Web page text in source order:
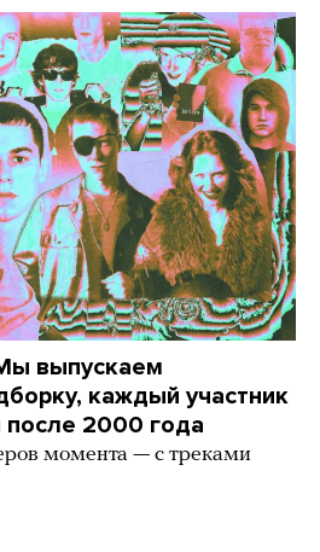
выпускаем
каждый участник
после 2000 года
момента — с треками